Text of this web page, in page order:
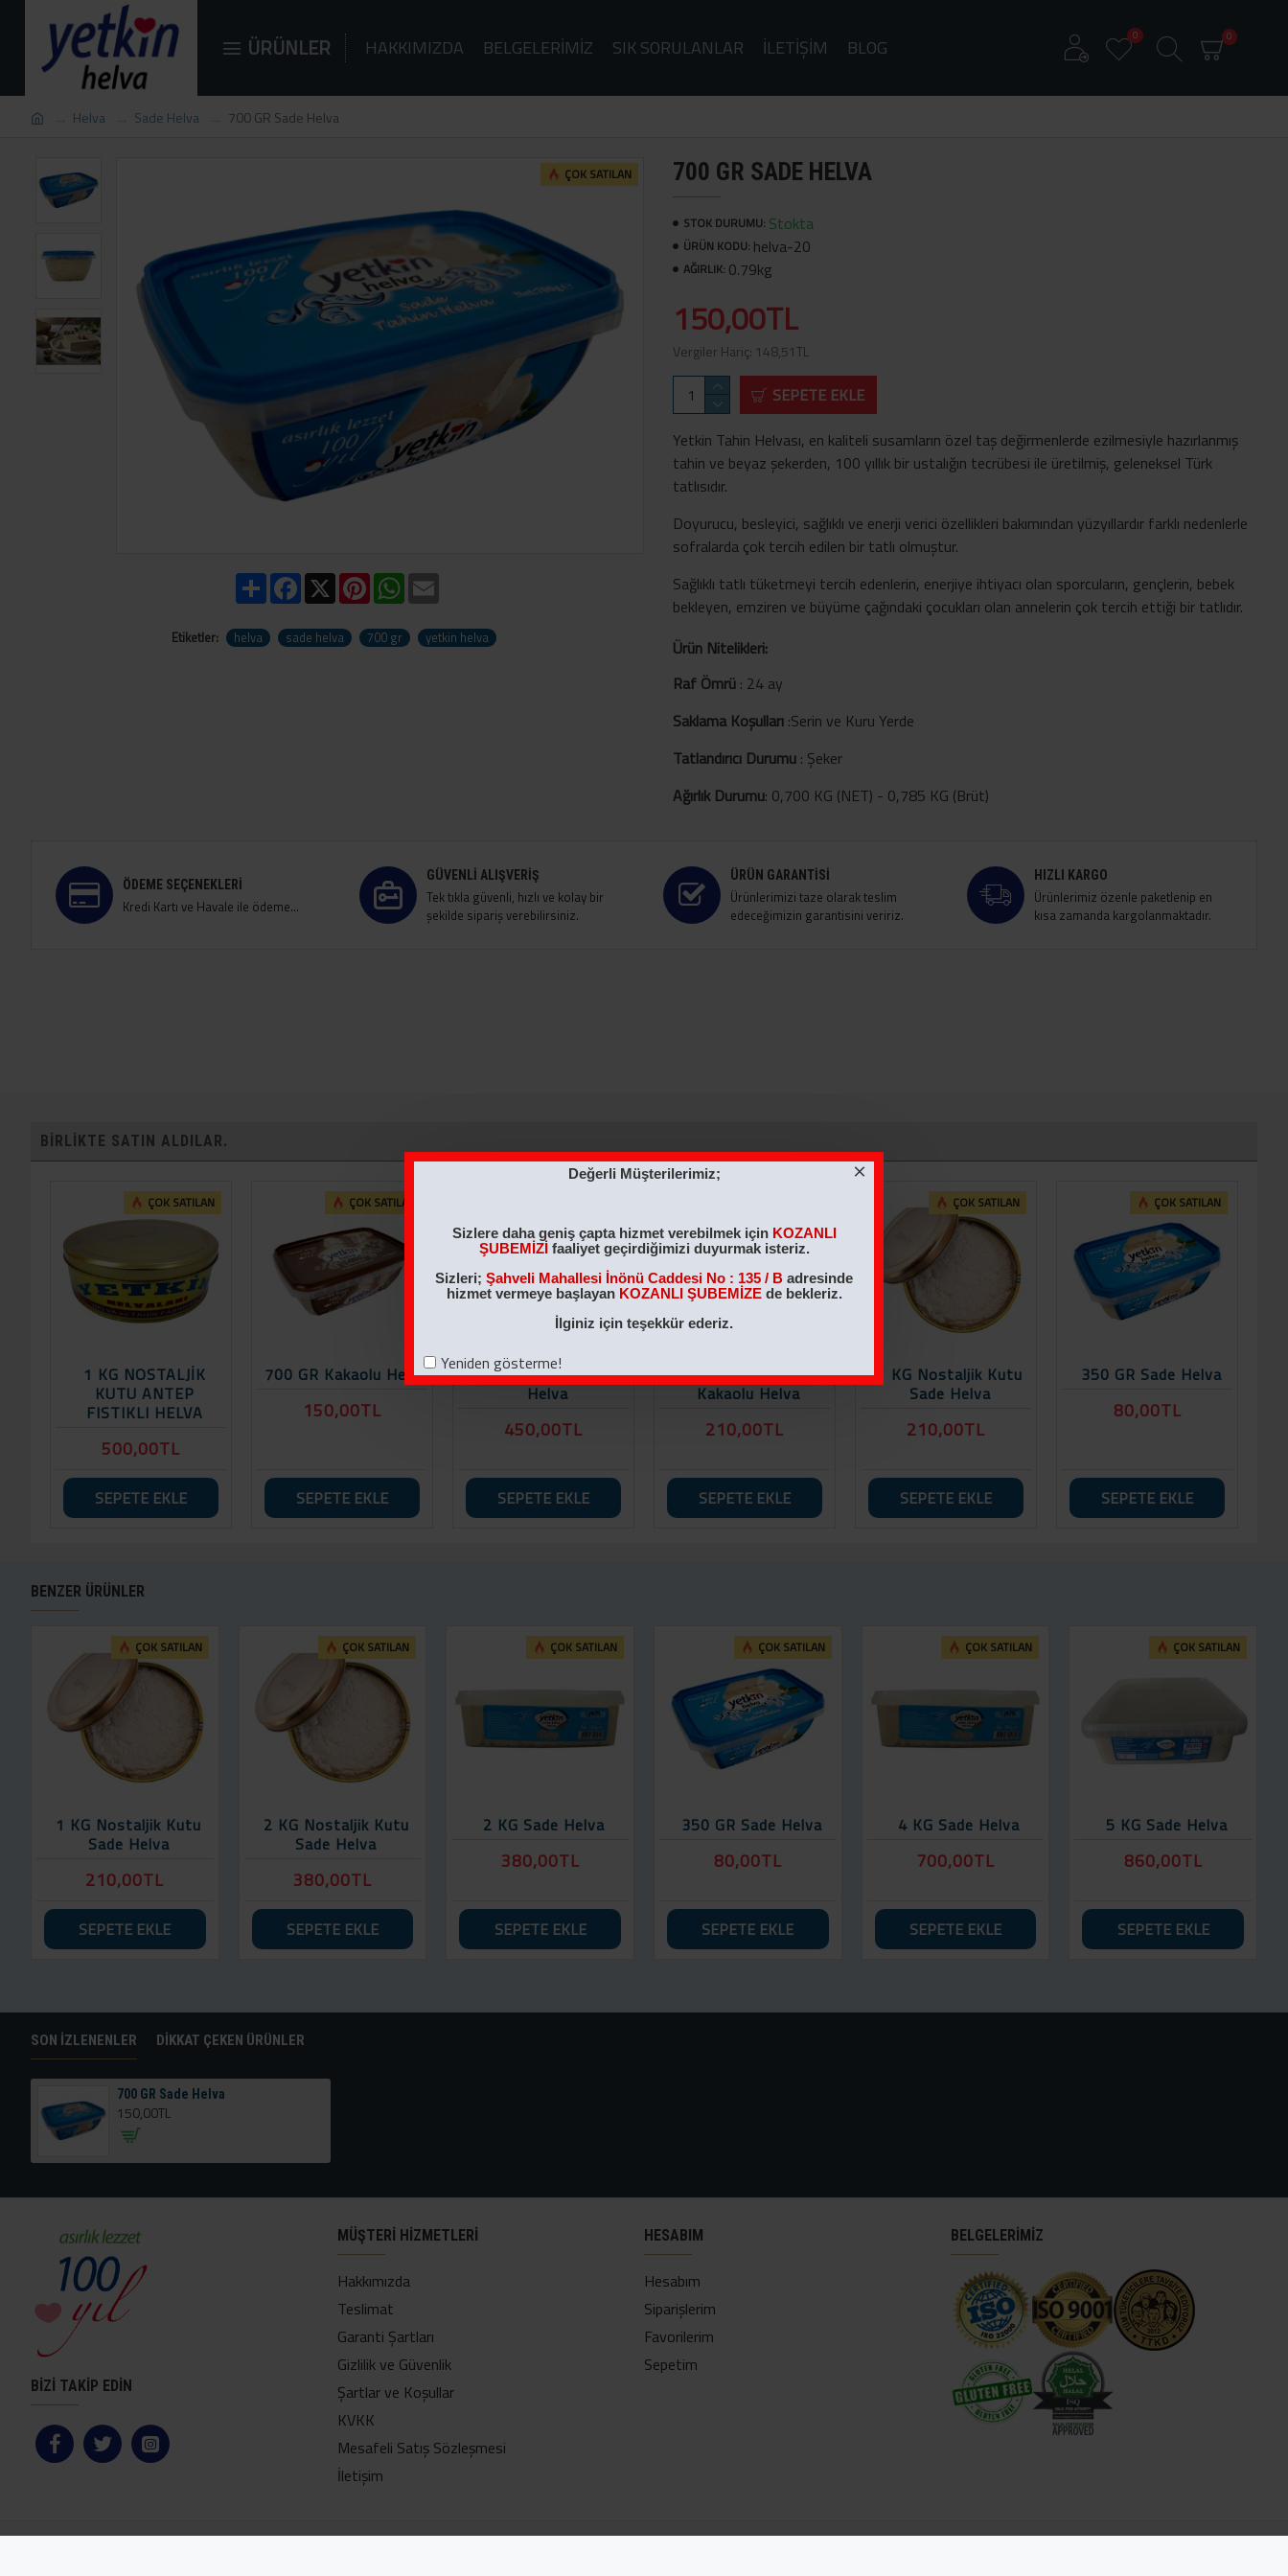
Değerli Müşterilerimiz;
Sizlere daha geniş çapta hizmet verebilmek için KOZANLI
ŞUBEMİZİfaaliyet geçirdiğimizi duyurmak isteriz.
Sizleri; Şahveli Mahallesi İnönü Caddesi No : 135 / B adresinde
hizmet vermeye başlayan KOZANLI ŞUBEMİZEde bekleriz.
İlginiz için teşekkür ederiz.
Yeniden gösterme!
ÜRÜNLER HAKKIMIZDA BELGELERIMIZ SIK SORULANLAR İLETIŞIM BLOG 0 0
Helva Sade Helva 700 GR Sade Helva
ÇOK SATILAN
ShareFacebook
X PinterestWhatsApp
Email
Etiketler: helva sade helva 700 gr yetkin helva
700 GR SADE HELVA
STOK DURUMU: Stokta
ÜRÜN KODU: helva-20
AĞIRLIK: 0.79kg
150,00TL
Vergiler Hariç: 148,51TL
SEPETE EKLE
Yetkin Tahin Helvası, en kaliteli susamların özel taş değirmenlerde ezilmesiyle hazırlanmış
tahin ve beyaz şekerden, 100 yıllık bir ustalığın tecrübesi ile üretilmiş, geleneksel Türk
tatlısıdır.
Doyurucu, besleyici, sağlıklı ve enerji verici özellikleri bakımından yüzyıllardır farklı nedenlerle
sofralarda çok tercih edilen bir tatlı olmuştur.
Sağlıklı tatlı tüketmeyi tercih edenlerin, enerjiye ihtiyacı olan sporcuların, gençlerin, bebek
bekleyen, emziren ve büyüme çağındaki çocukları olan annelerin çok tercih ettiği bir tatlıdır.
Ürün Nitelikleri:
Raf Ömrü : 24 ay
Saklama Koşulları :Serin ve Kuru Yerde
Tatlandırıcı Durumu : Şeker
Ağırlık Durumu: 0,700 KG (NET) - 0,785 KG (Brüt)
ÖDEME SEÇENEKLERI
Kredi Kartı ve Havale ile ödeme...
GÜVENLI ALIŞVERIŞ
Tek tıkla güvenli, hızlı ve kolay bir
şekilde sipariş verebilirsiniz.
ÜRÜN GARANTISI
Ürünlerimizi taze olarak teslim
edeceğimizin garantisini veririz.
HIZLI KARGO
Ürünlerimiz özenle paketlenip en
kısa zamanda kargolanmaktadır.
BIRLIKTE SATIN ALDILAR.
ÇOK SATILAN
1 KG NOSTALJİK
KUTU ANTEP
FISTIKLI HELVA
500,00TL
SEPETE EKLE
ÇOK SATILAN
700 GR Kakaolu Helva
150,00TL
SEPETE EKLE
700 GR Antep Fıstıklı
Helva
450,00TL
SEPETE EKLE
1 KG Nostaljik Kutu
Kakaolu Helva
210,00TL
SEPETE EKLE
ÇOK SATILAN
1 KG Nostaljik Kutu
Sade Helva
210,00TL
SEPETE EKLE
ÇOK SATILAN
350 GR Sade Helva
80,00TL
SEPETE EKLE
BENZER ÜRÜNLER
ÇOK SATILAN
1 KG Nostaljik Kutu
Sade Helva
210,00TL
SEPETE EKLE
ÇOK SATILAN
2 KG Nostaljik Kutu
Sade Helva
380,00TL
SEPETE EKLE
ÇOK SATILAN
2 KG Sade Helva
380,00TL
SEPETE EKLE
ÇOK SATILAN
350 GR Sade Helva
80,00TL
SEPETE EKLE
ÇOK SATILAN
4 KG Sade Helva
700,00TL
SEPETE EKLE
ÇOK SATILAN
5 KG Sade Helva
860,00TL
SEPETE EKLE
SON İZLENENLER DIKKAT ÇEKEN ÜRÜNLER
700 GR Sade Helva
150,00TL
BİZİ TAKİP EDİN
MÜŞTERI HIZMETLERI
Hakkımızda
Teslimat
Garanti Şartları
Gizlilik ve Güvenlik
Şartlar ve Koşullar
KVKK
Mesafeli Satış Sözleşmesi
İletişim
HESABIM
Hesabım
Siparişlerim
Favorilerim
Sepetim
BELGELERİMİZ